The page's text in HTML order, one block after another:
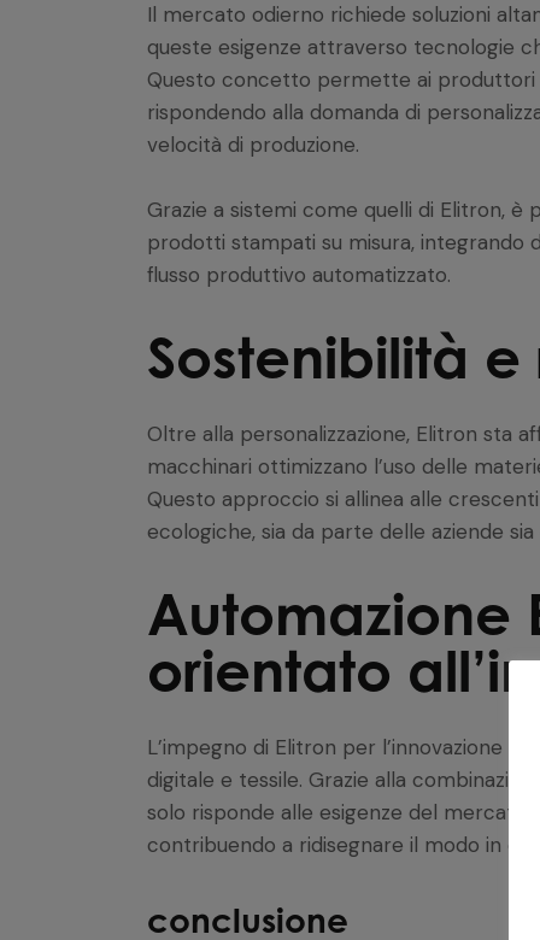
Il mercato odierno richiede soluzioni
queste esigenze attraverso tecnologie
Questo concetto permette ai produttori
rispondendo alla domanda di
velocità di produzione.
Grazie a sistemi come quelli di Elitron,
prodotti stampati su misura, integrando
flusso produttivo automatizzato.
Sostenibilità
Oltre alla personalizzazione, Elitron sta
macchinari ottimizzano l’uso delle
Questo approccio si allinea alle
ecologiche, sia da parte delle aziende
Automazione
orientato
L’impegno di Elitron per l’innovazione
digitale e tessile. Grazie alla
solo risponde alle esigenze del
contribuendo a ridisegnare il modo in
conclusione